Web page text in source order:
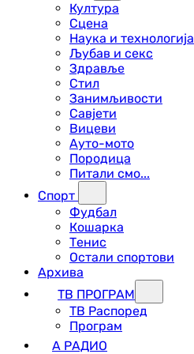
Култура
Сцена
Наука и технологија
Љубав и секс
Здравље
Стил
Занимљивости
Савјети
Вицеви
Ауто-мото
Породица
Питали смо...
Спорт
Фудбал
Кошарка
Тенис
Остали спортови
Архива
ТВ ПРОГРАМ
ТВ Распоред
Програм
А РАДИО